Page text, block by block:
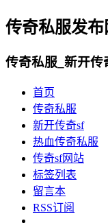
传奇私服发布
传奇私服_新开传
首页
传奇私服
新开传奇sf
热血传奇私服
传奇sf网站
标签列表
留言本
RSS订阅